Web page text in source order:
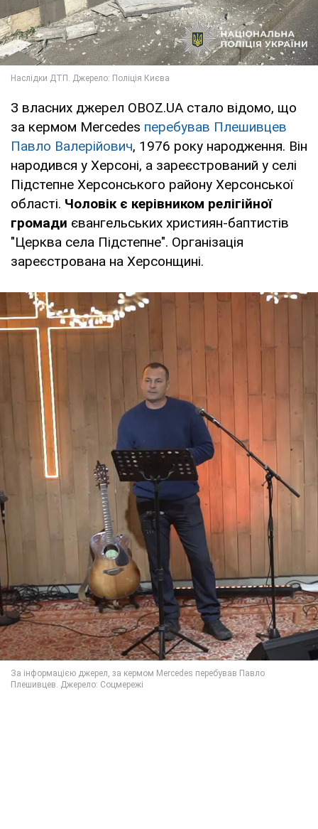
З власних джерел OBOZ.UA стало відомо, що
за кермом Mercedes перебував Плешивцев
Павло Валерійович, 1976 року народження. Він
народився у Херсоні, а зареєстрований у селі
Підстепне Херсонського району Херсонської
області. Чоловік є керівником релігійної
громади євангельських християн-баптистів
"Церква села Підстепне". Організація
зареєстрована на Херсонщині.